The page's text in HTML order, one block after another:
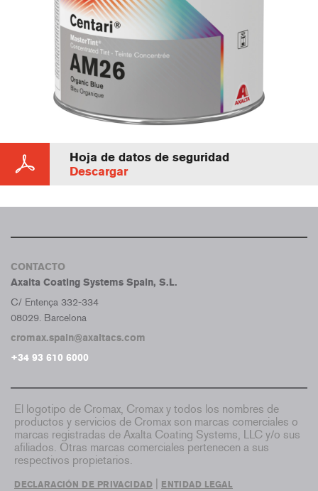
Hoja de datos de seguridad
Descargar
CONTACTO
Axalta Coating Systems Spain, S.L.
C/ Entença 332-334
08029. Barcelona
cromax.spain@axaltacs.com
+34 93 610 6000
El logotipo de Cromax, Cromax y todos los nombres de
productos y servicios de Cromax son marcas comerciales o
marcas registradas de Axalta Coating Systems, LLC y/o sus
afiliados. Otras marcas comerciales pertenecen a sus
respectivos propietarios.
DECLARACIÓN DE PRIVACIDAD ENTIDAD LEGAL